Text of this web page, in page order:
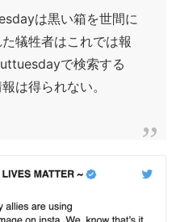
は黒い箱を世間に
犠牲者はこれでは報
で検索する
は得られない。